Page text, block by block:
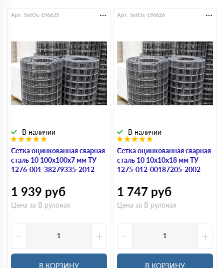
Сетка оцинкованная сварная
сталь 10 100х100х7 мм ТУ
1276-001-38279335-2012
В наличии
Арт. SetOc-196625
1 939 руб
Цена за В рулонах
- +
В КОРЗИНУ
Сетка оцинкованная сварная
сталь 10 10х10х18 мм ТУ
1275-012-00187205-2002
В наличии
Арт. SetOc-196626
1 747 руб
Цена за В рулонах
- +
В КОРЗИНУ